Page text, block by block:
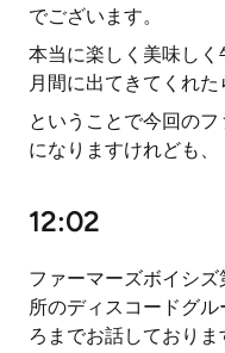
でございます。
本当に楽しく美味し
月間に出てきてくれた
ということで今回の
になりますけれども、
12:02
ファーマーズボイシ
所のディスコードグ
ろまでお話しておりま